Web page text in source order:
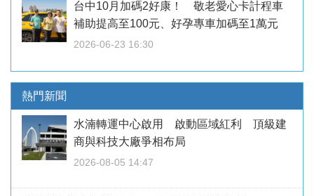
台中10月加碼2好康！ 敬老愛心卡計程車
補助提高至100元、好孕專車加碼至1萬元
2026-06-23 16:30
熱門新聞
水湳轉運中心啟用 啟動區域紅利 頂級建
商與科技大廠爭相布局
2026-08-05 14:47